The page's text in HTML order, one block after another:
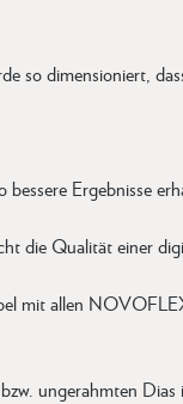
dimensioniert,
Ergebnisse
die Qualität einer
mit allen
ungerahmten